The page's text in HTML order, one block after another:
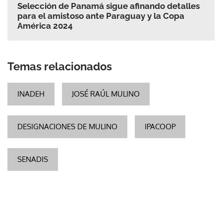
Selección de Panamá sigue afinando detalles
para el amistoso ante Paraguay y la Copa
América 2024
Temas relacionados
INADEH JOSÉ RAÚL MULINO
DESIGNACIONES DE MULINO IPACOOP
SENADIS